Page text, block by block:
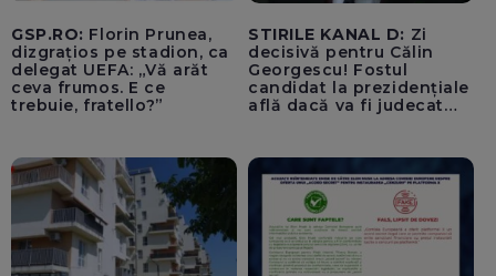
GSP.RO: Florin Prunea,
dizgrațios pe stadion, ca
delegat UEFA: „Vă arăt
ceva frumos. E ce
trebuie, fratello?”
STIRILE KANAL D: Zi
decisivă pentru Călin
Georgescu! Fostul
candidat la prezidențiale
află dacă va fi judecat